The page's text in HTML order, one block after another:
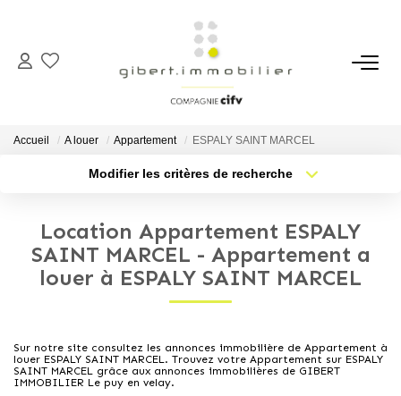
ACHETER
Maisons
Parkings
Immeubles
Terrains
LOUER
Appartements
Accueil A louer Appartement ESPALY SAINT MARCEL
Modifier les critères de recherche
Sélectionnez...
Type de bien
Nb pièces min.
Location Appartement ESPALY
SAINT MARCEL - Appartement a
louer à ESPALY SAINT MARCEL
Sur notre site consultez les annonces immobilière de Appartement à
louer ESPALY SAINT MARCEL. Trouvez votre Appartement sur ESPALY
SAINT MARCEL grâce aux annonces immobilières de GIBERT
IMMOBILIER Le puy en velay.